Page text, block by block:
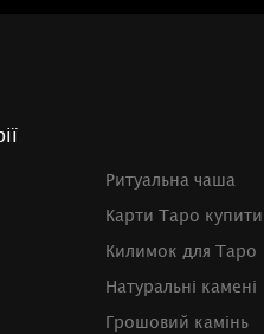
Ритуальна чаша
Карти Таро купити
Килимок для Таро
Натуральні камені
Грошовий камінь